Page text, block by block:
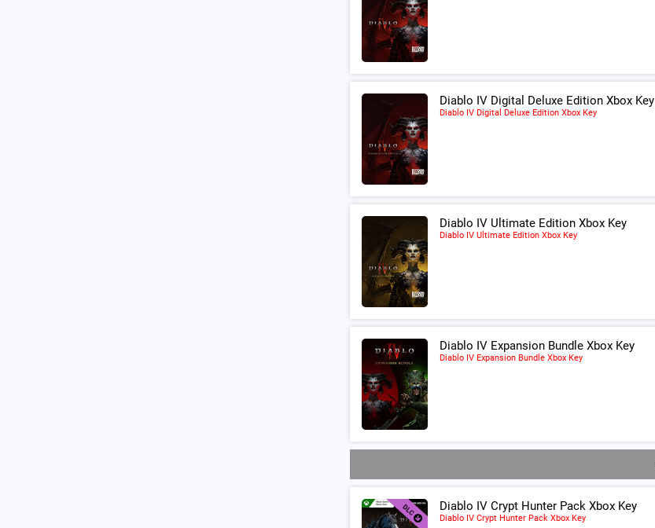
Diablo IV Digital Deluxe Edition Xbox Key
Diablo IV Digital Deluxe Edition Xbox Key
Diablo IV Ultimate Edition Xbox Key
Diablo IV Ultimate Edition Xbox Key
Diablo IV Expansion Bundle Xbox Key
Diablo IV Expansion Bundle Xbox Key
Diablo IV Crypt Hunter Pack Xbox Key
Diablo IV Crypt Hunter Pack Xbox Key